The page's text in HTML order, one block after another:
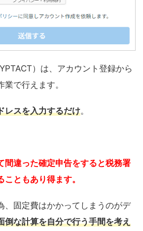
）は、アカウント登録から
で行えます。
レスを入力するだけ。
間違った確定申告をすると税務署
ともあり得ます。
、固定費はかかってしまうのがデ
倒な計算を自分で行う手間を考え